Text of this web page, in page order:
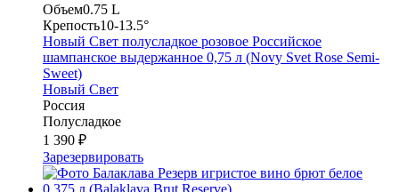
Объем0.75 L
Крепость10-13.5°
Новый Свет полусладкое розовое Российское
шампанское выдержанное 0,75 л (Novy Svet Rose Semi-
Sweet)
Новый Свет
Россия
Полусладкое
1 390 ₽
Зарезервировать